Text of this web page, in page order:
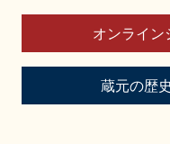
地酒蔵元会WEB展示会
オンライン
蔵元の歴